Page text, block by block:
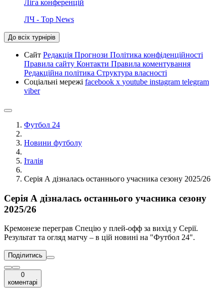
Ліга конференцій
ЛЧ - Top News
До всіх турнірів
Сайт Редакція Прогнози Політика конфіденційності
Правила сайту Контакти Правила коментування
Редакційна політика Структура власності
Соціальні мережі facebook x youtube instagram telegram
viber
Футбол 24
Новини футболу
Італія
Серія А дізналась останнього учасника сезону 2025/26
Серія А дізналась останнього учасника сезону
2025/26
Кремонезе переграв Спецію у плей-офф за вихід у Серії.
Результат та огляд матчу – в цій новині на "Футбол 24".
Поділитись
0
коментарі